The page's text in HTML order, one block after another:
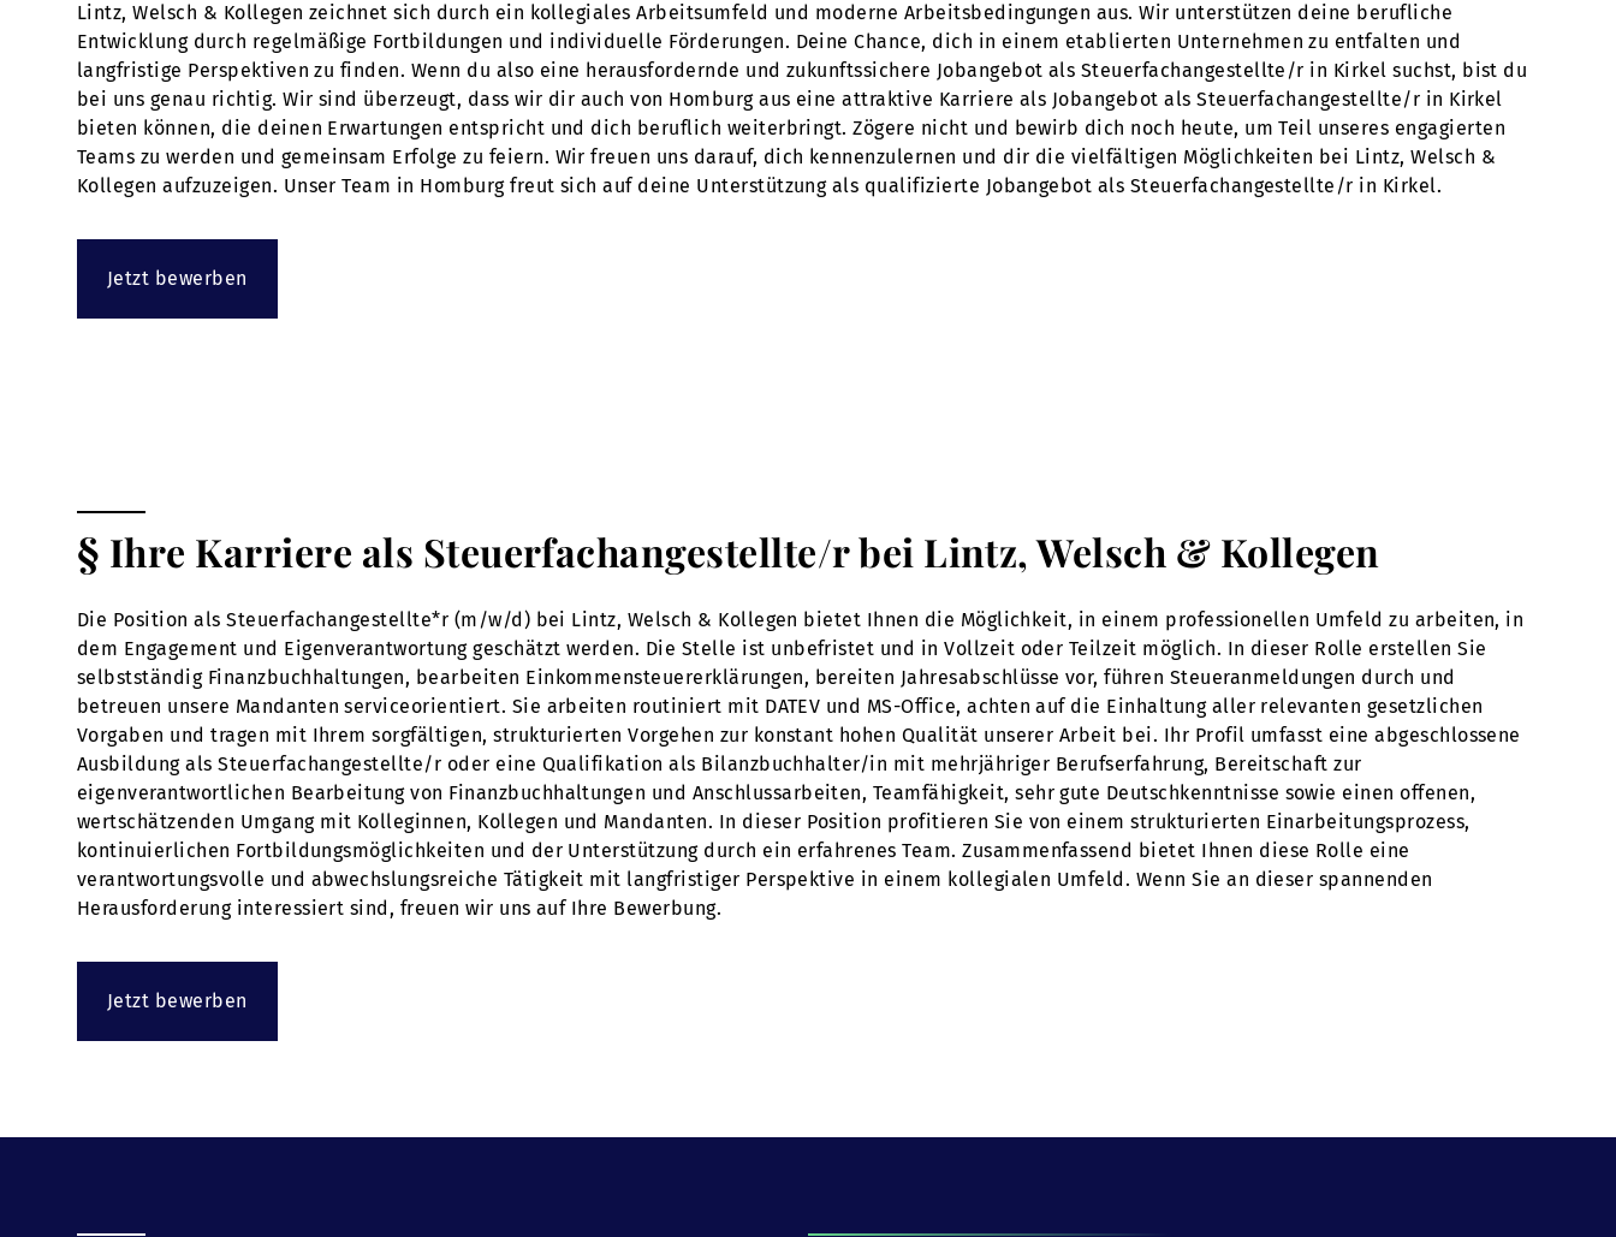
Lintz, Welsch & Kollegen zeichnet sich durch ein kollegiales Arbeitsumfeld und moderne Arbeitsbedingungen aus. Wir unterstützen deine berufliche
Entwicklung durch regelmäßige Fortbildungen und individuelle Förderungen. Deine Chance, dich in einem etablierten Unternehmen zu entfalten und
langfristige Perspektiven zu finden. Wenn du also eine herausfordernde und zukunftssichere Jobangebot als Steuerfachangestellte/r in Kirkel suchst, bist du
bei uns genau richtig. Wir sind überzeugt, dass wir dir auch von Homburg aus eine attraktive Karriere als Jobangebot als Steuerfachangestellte/r in Kirkel
bieten können, die deinen Erwartungen entspricht und dich beruflich weiterbringt. Zögere nicht und bewirb dich noch heute, um Teil unseres engagierten
Teams zu werden und gemeinsam Erfolge zu feiern. Wir freuen uns darauf, dich kennenzulernen und dir die vielfältigen Möglichkeiten bei Lintz, Welsch &
Kollegen aufzuzeigen. Unser Team in Homburg freut sich auf deine Unterstützung als qualifizierte Jobangebot als Steuerfachangestellte/r in Kirkel.
Jetzt bewerben
§ Ihre Karriere als Steuerfachangestellte/r bei Lintz, Welsch & Kollegen
Die Position als Steuerfachangestellte*r (m/w/d) bei Lintz, Welsch & Kollegen bietet Ihnen die Möglichkeit, in einem professionellen Umfeld zu arbeiten, in
dem Engagement und Eigenverantwortung geschätzt werden. Die Stelle ist unbefristet und in Vollzeit oder Teilzeit möglich. In dieser Rolle erstellen Sie
selbstständig Finanzbuchhaltungen, bearbeiten Einkommensteuererklärungen, bereiten Jahresabschlüsse vor, führen Steueranmeldungen durch und
betreuen unsere Mandanten serviceorientiert. Sie arbeiten routiniert mit DATEV und MS-Office, achten auf die Einhaltung aller relevanten gesetzlichen
Vorgaben und tragen mit Ihrem sorgfältigen, strukturierten Vorgehen zur konstant hohen Qualität unserer Arbeit bei. Ihr Profil umfasst eine abgeschlossene
Ausbildung als Steuerfachangestellte/r oder eine Qualifikation als Bilanzbuchhalter/in mit mehrjähriger Berufserfahrung, Bereitschaft zur
eigenverantwortlichen Bearbeitung von Finanzbuchhaltungen und Anschlussarbeiten, Teamfähigkeit, sehr gute Deutschkenntnisse sowie einen offenen,
wertschätzenden Umgang mit Kolleginnen, Kollegen und Mandanten. In dieser Position profitieren Sie von einem strukturierten Einarbeitungsprozess,
kontinuierlichen Fortbildungsmöglichkeiten und der Unterstützung durch ein erfahrenes Team. Zusammenfassend bietet Ihnen diese Rolle eine
verantwortungsvolle und abwechslungsreiche Tätigkeit mit langfristiger Perspektive in einem kollegialen Umfeld. Wenn Sie an dieser spannenden
Herausforderung interessiert sind, freuen wir uns auf Ihre Bewerbung.
Jetzt bewerben